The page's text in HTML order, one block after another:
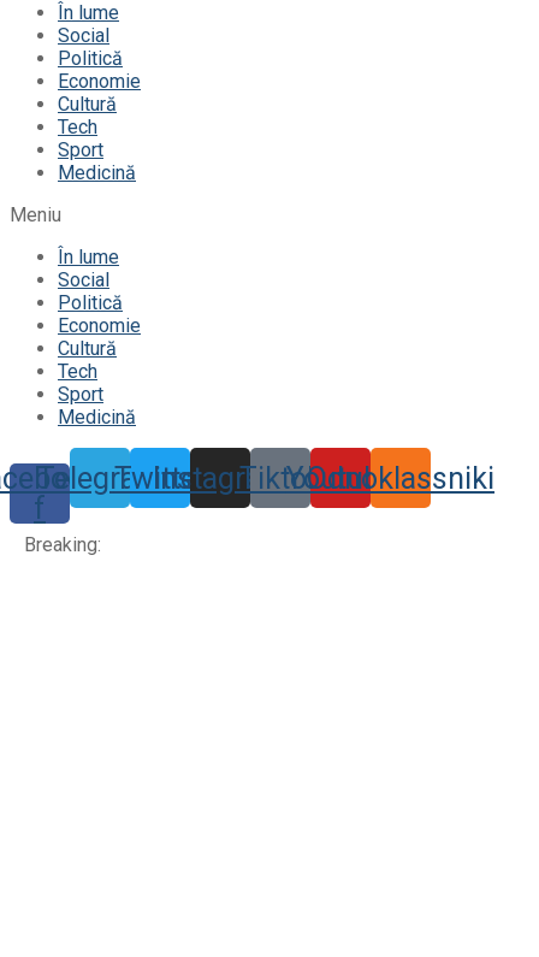
În lume
Social
Politică
Economie
Cultură
Tech
Sport
Medicină
Meniu
În lume
Social
Politică
Economie
Cultură
Tech
Sport
Medicină
f
TelegramTwitter
Instagram
TiktokYoutube
Odnoklassniki
Breaking: